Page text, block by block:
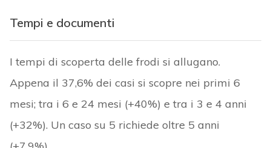
Tempi e documenti
I tempi di scoperta delle frodi si allugano.
Appena il 37,6% dei casi si scopre nei primi 6
mesi; tra i 6 e 24 mesi (+40%) e tra i 3 e 4 anni
(+32%). Un caso su 5 richiede oltre 5 anni